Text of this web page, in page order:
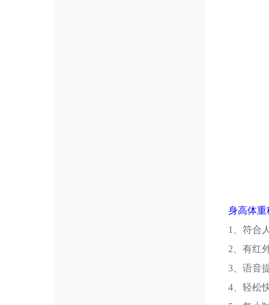
身高体重
1、符合
2、有红
3、语音
4、轻松